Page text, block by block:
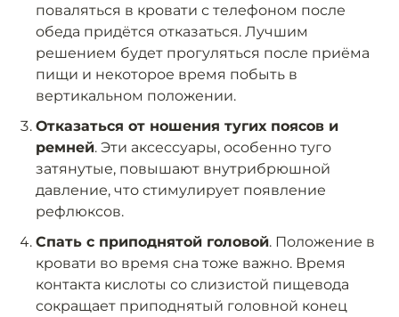
поваляться в кровати с телефоном после
обеда придётся отказаться. Лучшим
решением будет прогуляться после приёма
пищи и некоторое время побыть в
вертикальном положении.
Отказаться от ношения тугих поясов и
ремней. Эти аксессуары, особенно туго
затянутые, повышают внутрибрюшной
давление, что стимулирует появление
рефлюксов.
Спать с приподнятой головой. Положение в
кровати во время сна тоже важно. Время
контакта кислоты со слизистой пищевода
сокращает приподнятый головной конец